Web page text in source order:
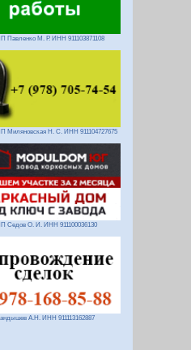
Павленко М. Р. ИНН 911103871108
Миляновская Н. С. ИНН 911104727675
Седов О. И. ИНН 911100036130
А.Н. ИНН 911113162887